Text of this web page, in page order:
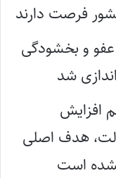
فرصت دارند
عفو و بخشودگی
شد
افزایش
هدف اصلی
است